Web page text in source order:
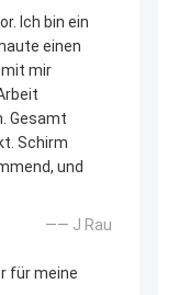
Ich bin ein
einen
mit mir
Gesamt
Schirm
und
—— J Rau
für meine